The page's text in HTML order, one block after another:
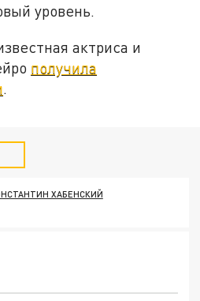
уровень.
актриса и
получила
ХАБЕНСКИЙ